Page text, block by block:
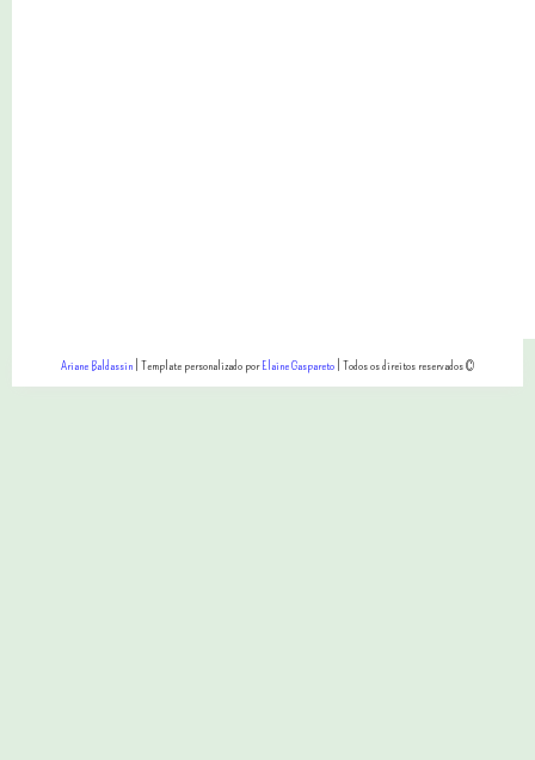
Ariane Baldassin| Template personalizado porElaine Gaspareto| Todos os direitos reservados ©